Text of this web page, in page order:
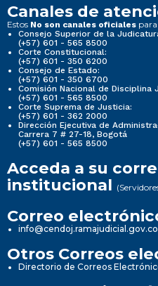
Canales de
Estos No son canales oficiales
Consejo Superior de la
(+57) 601 - 565 8500
Corte Constitucional:
(+57) 601 - 350 6200
Consejo de Estado:
(+57) 601 - 350 6700
Comisión Nacional de Disciplina
(+57) 601 - 565 8500
Corte Suprema de Justicia:
(+57) 601 - 362 2000
Dirección Ejecutiva de
Carrera 7 # 27-18, Bogotá
(+57) 601 - 565 8500
Acceda a su
institucional
Correo
info@cendoj.ramajudicial.gov.co
Otros Correos
Directorio de Correos